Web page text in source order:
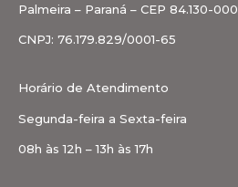
Palmeira – Paraná – CEP 84.130-000
CNPJ: 76.179.829/0001-65
Horário de Atendimento
Segunda-feira a Sexta-feira
08h às 12h – 13h às 17h